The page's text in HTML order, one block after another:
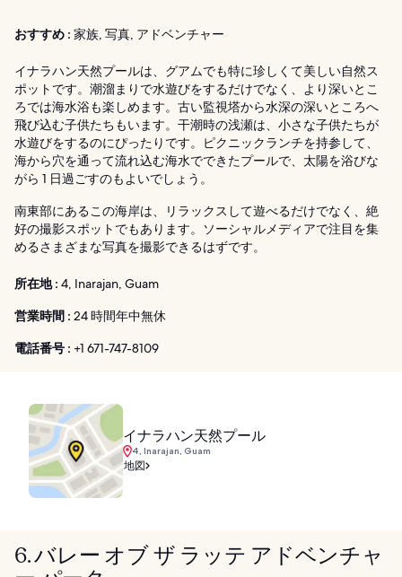
おすすめ : 家族, 写真, アドベンチャー
イナラハン天然プールは、グアムでも特に珍しくて美しい自然ス
ポットです。潮溜まりで水遊びをするだけでなく、より深いとこ
ろでは海水浴も楽しめます。古い監視塔から水深の深いところへ
飛び込む子供たちもいます。干潮時の浅瀬は、小さな子供たちが
水遊びをするのにぴったりです。ピクニックランチを持参して、
海から穴を通って流れ込む海水でできたプールで、太陽を浴びな
がら 1 日過ごすのもよいでしょう。
南東部にあるこの海岸は、リラックスして遊べるだけでなく、絶
好の撮影スポットでもあります。ソーシャルメディアで注目を集
めるさまざまな写真を撮影できるはずです。
所在地 : 4, Inarajan, Guam
営業時間 : 24 時間年中無休
電話番号 : +1 671-747-8109
イナラハン天然プール
4, Inarajan, Guam
地図
6. バレー オブ ザ ラッテ アドベンチャ